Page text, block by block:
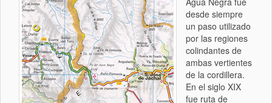
desde siempre
un paso utilizado
por las regiones
colindantes de
ambas vertientes
de la cordillera.
En el siglo XIX
fue ruta de